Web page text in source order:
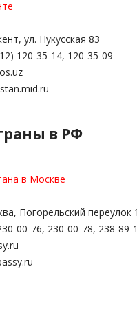
ул. Нукусская 83
120-35-14, 120-35-09
в РФ
в Москве
Погорельский переулок
00-76, 230-00-78, 238-89-